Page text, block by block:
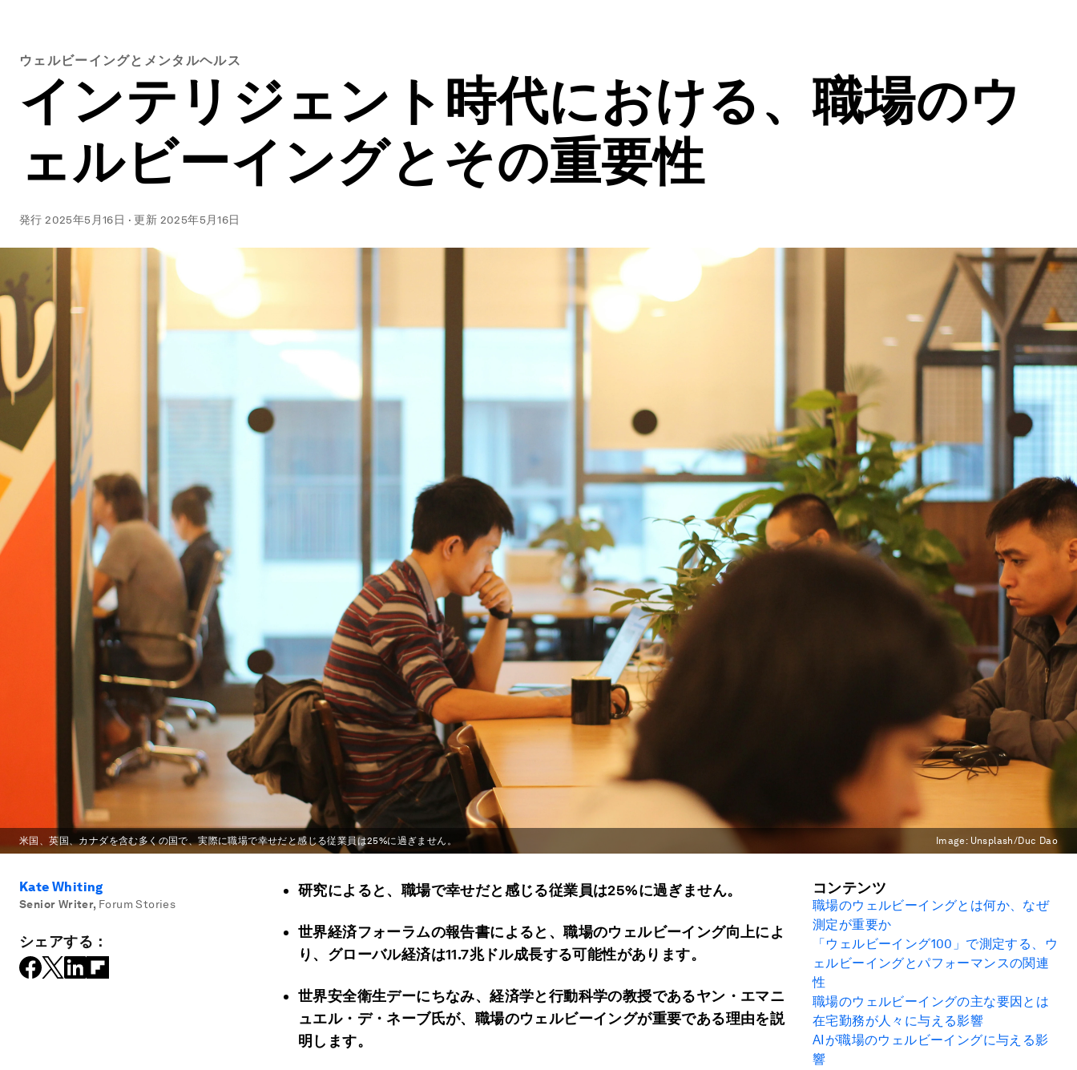
ウェルビーイングとメンタルヘルス
インテリジェント時代における、職場のウ
ェルビーイングとその重要性
発行2025年5月16日 ·更新 2025年5月16日
米国、英国、カナダを含む多くの国で、実際に職場で幸せだと感じる従業員は25%に過ぎません。 Image: Unsplash/Duc Dao
Kate Whiting
Senior Writer, Forum Stories
シェアする：
研究によると、職場で幸せだと感じる従業員は25%に過ぎません。
世界経済フォーラムの報告書によると、職場のウェルビーイング向上によ
り、グローバル経済は11.7兆ドル成長する可能性があります。
世界安全衛生デーにちなみ、経済学と行動科学の教授であるヤン・エマニ
ュエル・デ・ネーブ氏が、職場のウェルビーイングが重要である理由を説
明します。
コンテンツ
職場のウェルビーイングとは何か、なぜ
測定が重要か
「ウェルビーイング100 」で測定する、ウ
ェルビーイングとパフォーマンスの関連
性
職場のウェルビーイングの主な要因とは
在宅勤務が人々に与える影響
AI が職場のウェルビーイングに与える影
響